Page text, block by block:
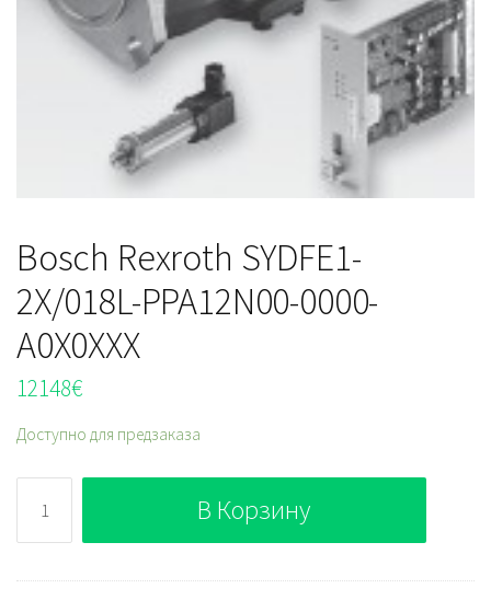
Bosch Rexroth SYDFE1-
2X/018L-PPA12N00-0000-
A0X0XXX
12148€
Доступно для предзаказа
Bosch
Rexroth
SYDFE1-
В Корзину